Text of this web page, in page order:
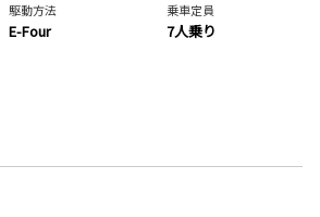
駆動方法
E-Four
乗車定員
7人乗り